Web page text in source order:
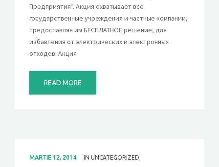
Предприятия”. Акция охватывает все
государственные учреждения и частные компании,
предоставляя им БЕСПЛАТНОЕ решение, для
избавления от электрических и электронных
отходов. Акция
READ MORE
MARTIE 12, 2014 IN UNCATEGORIZED